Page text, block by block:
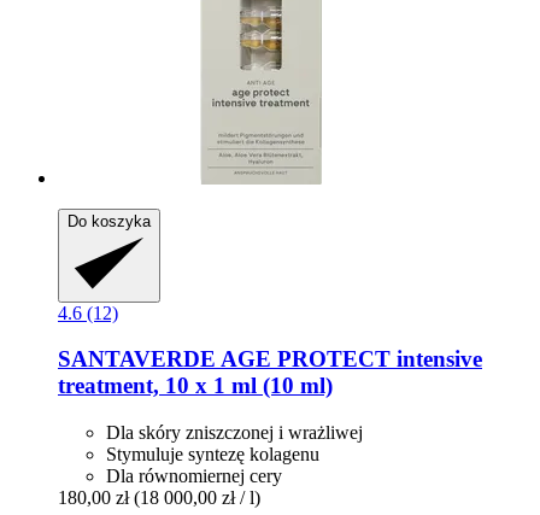
Do koszyka
4.6 (12)
SANTAVERDE AGE PROTECT intensive
treatment, 10 x 1 ml (10 ml)
Dla skóry zniszczonej i wrażliwej
Stymuluje syntezę kolagenu
Dla równomiernej cery
180,00 zł (18 000,00 zł / l)